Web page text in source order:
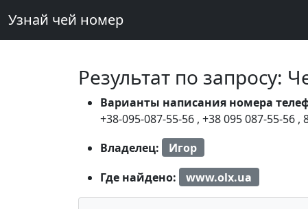
Узнай чей номер
Результат по запросу:
Варианты написания номера
+38-095-087-55-56 , +38 095 087-55-56 ,
Владелец:
Игор
Где найдено:
www.olx.ua